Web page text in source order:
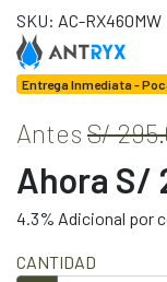
SKU: AC-RX460MW
Entrega Inmediata -
Antes S/
Ahora S/
4.3% Adicional por
CANTIDAD